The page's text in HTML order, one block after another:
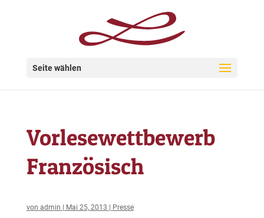
Seite wählen
Vorlesewettbewerb
Französisch
von admin Mai 25, 2013 Presse